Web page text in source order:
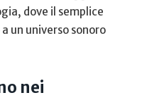
dove il semplice
un universo sonoro
nei